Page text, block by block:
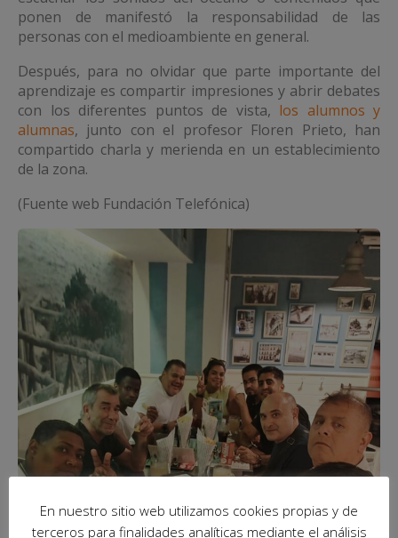
ponen de manifestó la responsabilidad de las
personas con el medioambiente en general.
Después, para no olvidar que parte importante del
aprendizaje es compartir impresiones y abrir debates
con los diferentes puntos de vista, los alumnos y
alumnas, junto con el profesor Floren Prieto, han
compartido charla y merienda en un establecimiento
de la zona.
(Fuente web Fundación Telefónica)
En nuestro sitio web utilizamos cookies propias y de
terceros para finalidades analíticas mediante el análisis